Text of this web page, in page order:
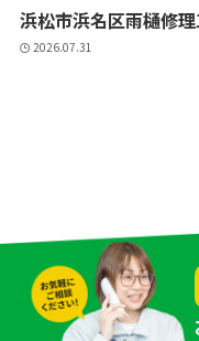
浜松市浜名区雨樋修
2026.07.31